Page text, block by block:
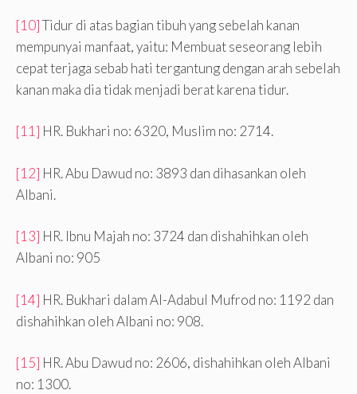
[10]Tidur di atas bagian tibuh yang sebelah kanan
mempunyai manfaat, yaitu: Membuat seseorang lebih
cepat terjaga sebab hati tergantung dengan arah sebelah
kanan maka dia tidak menjadi berat karena tidur.
[11] HR. Bukhari no: 6320, Muslim no: 2714.
[12] HR. Abu Dawud no: 3893 dan dihasankan oleh
Albani.
[13] HR. Ibnu Majah no: 3724 dan dishahihkan oleh
Albani no: 905
[14] HR. Bukhari dalam Al-Adabul Mufrod no: 1192 dan
dishahihkan oleh Albani no: 908.
[15] HR. Abu Dawud no: 2606, dishahihkan oleh Albani
no: 1300.